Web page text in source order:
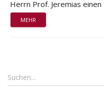
Herrn Prof. Jeremias
MEHR